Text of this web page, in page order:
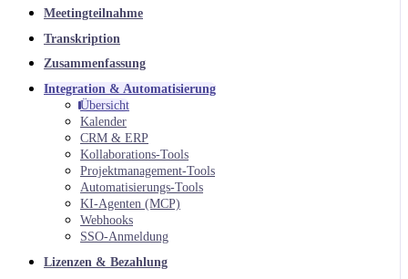
Meetingteilnahme
Transkription
Zusammenfassung
Integration & Automatisierung
Übersicht
Kalender
CRM & ERP
Kollaborations-Tools
Projektmanagement-Tools
Automatisierungs-Tools
KI-Agenten (MCP)
Webhooks
SSO-Anmeldung
Lizenzen & Bezahlung